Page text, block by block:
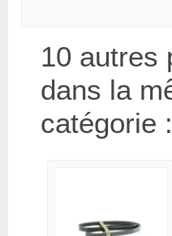
10 autres
dans la
catégorie :